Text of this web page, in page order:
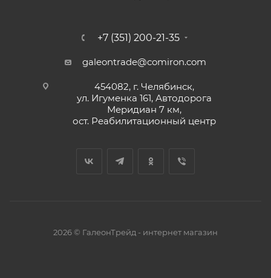
+7 (351) 200-21-35
galeontrade@comiron.com
454082, г. Челябинск,
ул. Игуменка 161, Автодорога
Меридиан 7 км,
ост. Реабилитационный центр
2026 © ГалеонТрейд - интернет магазин